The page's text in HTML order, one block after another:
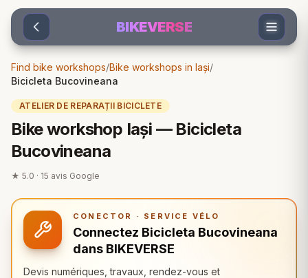
Sari la conținut
BIKEVERSE
Find bike workshops/Bike workshops in Iași/
Bicicleta Bucovineana
ATELIER DE REPARAȚII BICICLETE
Bike workshop Iași — Bicicleta
Bucovineana
★ 5.0 · 15 avis Google
CONECTOR · SERVICE VÉLO
Connectez Bicicleta Bucovineana
dans BIKEVERSE
Devis numériques, travaux, rendez-vous et